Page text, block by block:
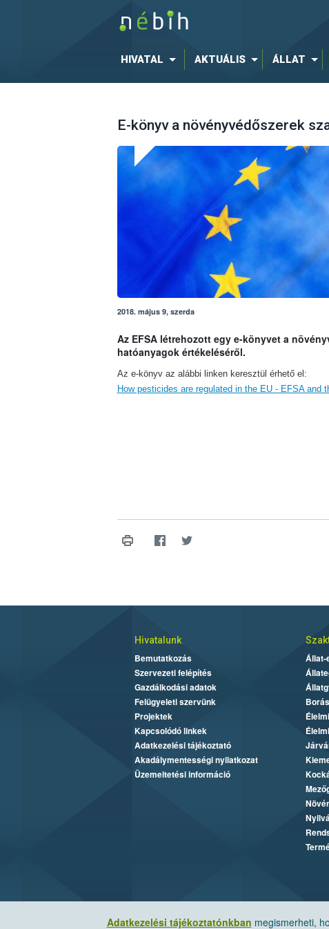
HIVATAL AKTUÁLIS ÁLLAT
E-könyv a növényvédőszerek
2018. május 9, szerda
Az EFSA létrehozott egy e-könyvet a
hatóanyagok értékeléséről.
Az e-könyv az alábbi linken keresztül érhető el:
How pesticides are regulated in the EU - EFSA and
Adatkezelési tájékoztatónkban megismerheti,
Hivatalunk
Bemutatkozás
Szervezeti felépítés
Gazdálkodási adatok
Felügyeleti szervünk
Projektek
Kapcsolódó linkek
Adatkezelési tájékoztató
Akadálymentességi nyilatkozat
Üzemeltetési információ
Állat-